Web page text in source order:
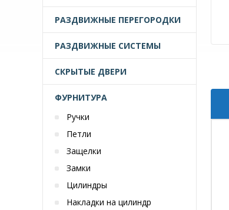
РАЗДВИЖНЫЕ ПЕРЕГОРОДКИ
РАЗДВИЖНЫЕ СИСТЕМЫ
СКРЫТЫЕ ДВЕРИ
ФУРНИТУРА
Ручки
Петли
Защелки
Замки
Цилиндры
Накладки на цилиндр